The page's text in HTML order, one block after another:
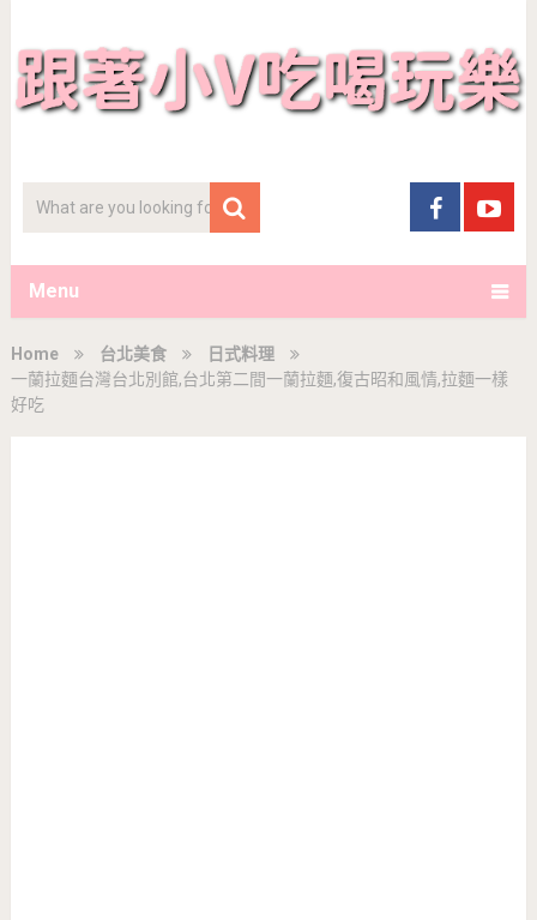
Menu
Home 台北美食
日式料理
一蘭拉麵台灣台北別館,台北第二間一蘭拉麵,復古昭和風情,拉麵一樣
好吃